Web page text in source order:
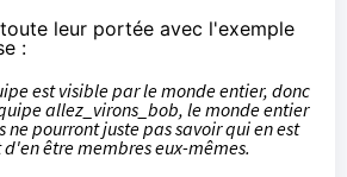
leur portée avec l'exemple
:
est visible par le monde entier, donc
allez_virons_bob, le monde entier
ne pourront juste pas savoir qui en est
être membres eux-mêmes.